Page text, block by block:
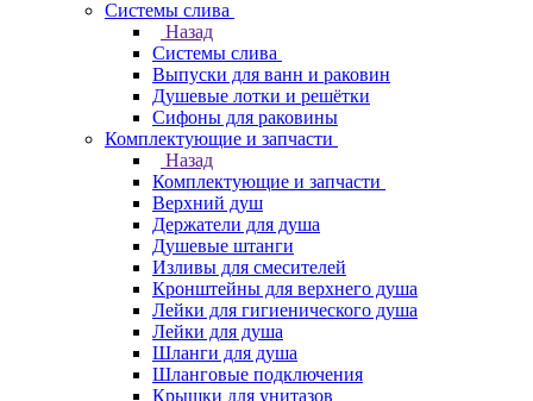
Системы слива
Назад
Системы слива
Выпуски для ванн и раковин
Душевые лотки и решётки
Сифоны для раковины
Комплектующие и запчасти
Назад
Комплектующие и запчасти
Верхний душ
Держатели для душа
Душевые штанги
Изливы для смесителей
Кронштейны для верхнего душа
Лейки для гигиенического душа
Лейки для душа
Шланги для душа
Шланговые подключения
Крышки для унитазов